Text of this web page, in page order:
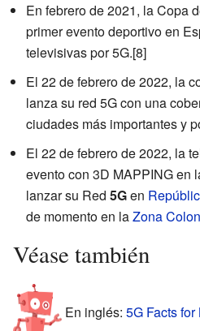
En febrero de 2021, la Copa
primer evento deportivo en
televisivas por 5G.[8]
El 22 de febrero de 2022, la
lanza su red 5G con una
ciudades más importantes y
El 22 de febrero de 2022, la
evento con 3D MAPPING en
lanzar su Red 5Gen
de momento en laZona
Véase también
En inglés: 5G Facts for